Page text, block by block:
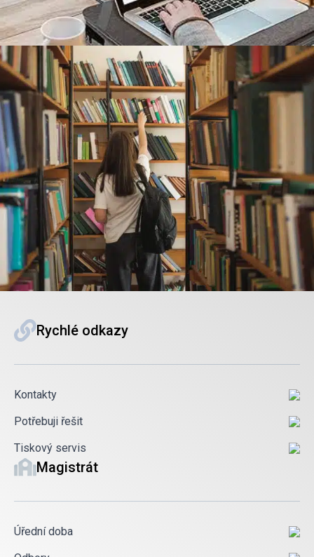
Rychlé odkazy
Kontakty
Potřebuji řešit
Tiskový servis
Magistrát
Úřední doba